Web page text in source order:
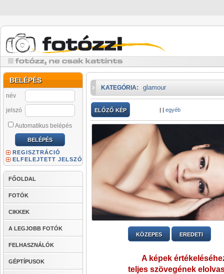
BELÉPÉS
név
jelszó
Automatikus belépés
REGISZTRÁCIÓ
ELFELEJTETT JELSZÓ
FŐOLDAL
FOTÓK
CIKKEK
A LEGJOBB FOTÓK
FELHASZNÁLÓK
GÉPTÍPUSOK
KATEGÓRIA: glamour
ELŐZŐ KÉP | | egyéb
KÖZEPES EREDETI
A képek
teljes szövegének